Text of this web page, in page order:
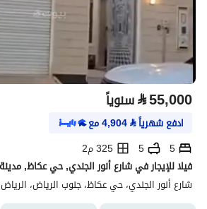
⃁55,000 سنوياً
ادفع شهرياً⃁
4,904مع
5
5
325 م2
شارع أنور الجندي، حي عكاظ، جنوب الرياض، الرياض